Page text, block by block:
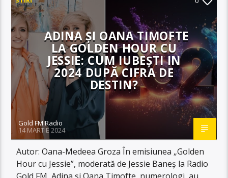
ADINA ȘI OANA TIMOFTE
LA GOLDEN HOUR CU
JESSIE: CUM IUBEȘTI IN
2024 DUPĂ CIFRA DE
DESTIN?
Gold FM Radio
14 MARTIE 2024
Autor: Oana-Medeea Groza În emisiunea „Golden
Hour cu Jessie”, moderată de Jessie Baneș la Radio